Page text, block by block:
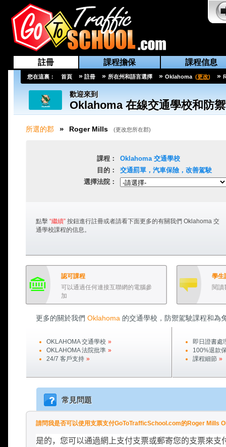
註冊 課程擔保 課程信息
您在這裏： 首頁 » 註冊 » 所在州和語言選擇 » Oklahoma (更改) »
歡迎來到
Oklahoma在線交通學校和防
所選的郡 » Roger Mills (更改您所在郡)
課程：
目的：
選擇法院：
Oklahoma交通學校
交通罰單，汽車保險，改善駕駛
點擊 “繼續” 按鈕進行註冊或者請看下面更多的有關我們 Oklahoma 交
通學校課程的信息。
認可課程
可以通過任何連接互聯網的電腦參
加
學生
閱讀
更多的關於我們 Oklahoma 的交通學校，防禦駕駛課程和為
OKLAHOMA交通學校 »
OKLAHOMA法院批準 »
24/7 客戶支持 »
即日證書處
100%退款
課程細節 »
常見問題
請問我是否可以使用支票支付GoToTrafficSchool.com的Roger Mills
是的，您可以通過網上支付支票或郵寄您的支票來支